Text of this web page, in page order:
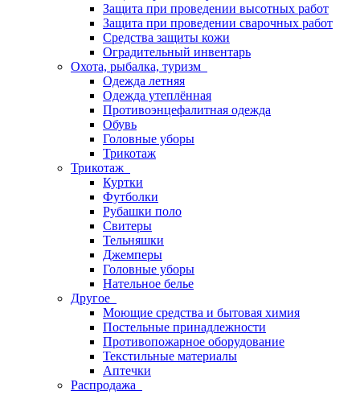
Защита при проведении высотных работ
Защита при проведении сварочных работ
Средства защиты кожи
Оградительный инвентарь
Охота, рыбалка, туризм
Одежда летняя
Одежда утеплённая
Противоэнцефалитная одежда
Обувь
Головные уборы
Трикотаж
Трикотаж
Куртки
Футболки
Рубашки поло
Свитеры
Тельняшки
Джемперы
Головные уборы
Нательное белье
Другое
Моющие средства и бытовая химия
Постельные принадлежности
Противопожарное оборудование
Текстильные материалы
Аптечки
Распродажа